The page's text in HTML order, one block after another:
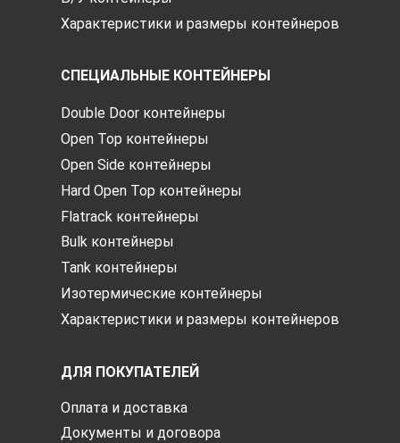
Характеристики и размеры контейнеров
СПЕЦИАЛЬНЫЕ КОНТЕЙНЕРЫ
Double Door контейнеры
Open Top контейнеры
Open Side контейнеры
Hard Open Top контейнеры
Flatrack контейнеры
Bulk контейнеры
Tank контейнеры
Изотермические контейнеры
Характеристики и размеры контейнеров
ДЛЯ ПОКУПАТЕЛЕЙ
Оплата и доставка
Документы и договора